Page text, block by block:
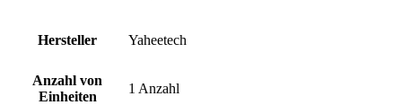
Hersteller Yaheetech
Anzahl von
Einheiten
1 Anzahl